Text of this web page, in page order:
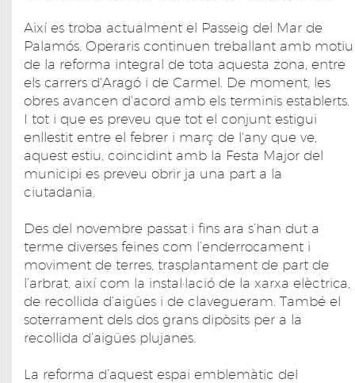
Així es troba actualment el Passeig del Mar de
Palamós. Operaris continuen treballant amb motiu
de la reforma integral de tota aquesta zona, entre
els carrers d'Aragó i de Carmel. De moment, les
obres avancen d'acord amb els terminis establerts.
I tot i que es preveu que tot el conjunt estigui
enllestit entre el febrer i març de l'any que ve,
aquest estiu, coincidint amb la Festa Major del
municipi es preveu obrir ja una part a la
ciutadania.
Des del novembre passat i fins ara s’han dut a
terme diverses feines com l’enderrocament i
moviment de terres, trasplantament de part de
l’arbrat, així com la instal·lació de la xarxa elèctrica,
de recollida d’aigües i de clavegueram. També el
soterrament dels dos grans dipòsits per a la
recollida d’aigües plujanes.
La reforma d’aquest espai emblemàtic del